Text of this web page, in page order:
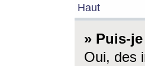
Haut
» Puis-
Oui, des